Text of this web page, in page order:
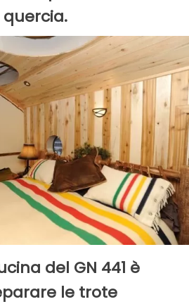
del GN 441 è
le trote